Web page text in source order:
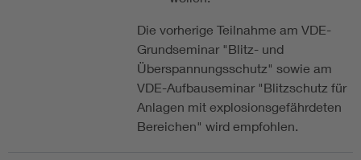
Die vorherige Teilnahme am VDE-
Grundseminar "Blitz- und
Überspannungsschutz" sowie am
VDE-Aufbauseminar "Blitzschutz für
Anlagen mit explosionsgefährdeten
Bereichen" wird empfohlen.